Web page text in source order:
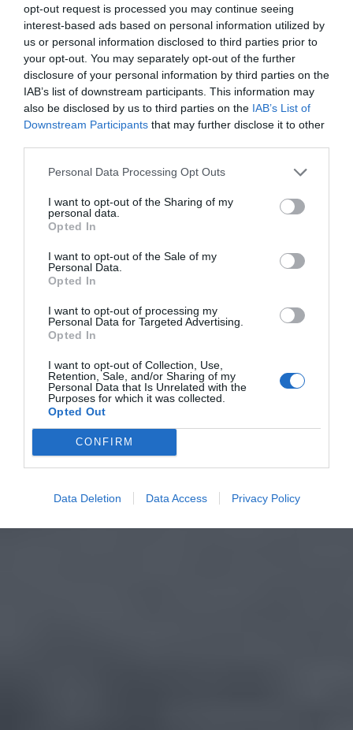
opt-out request is processed you may continue seeing
interest-based ads based on personal information utilized by
us or personal information disclosed to third parties prior to
your opt-out. You may separately opt-out of the further
disclosure of your personal information by third parties on the
IAB’s list of downstream participants. This information may
also be disclosed by us to third parties on the IAB’s List of
Downstream Participants that may further disclose it to other
Personal Data Processing Opt Outs
I want to opt-out of the Sharing of my
personal data.
Opted In
I want to opt-out of the Sale of my
Personal Data.
Opted In
I want to opt-out of processing my
Personal Data for Targeted Advertising.
Opted In
I want to opt-out of Collection, Use,
Retention, Sale, and/or Sharing of my
Personal Data that Is Unrelated with the
Purposes for which it was collected.
Opted Out
CONFIRM
Data Deletion Data Access Privacy Policy